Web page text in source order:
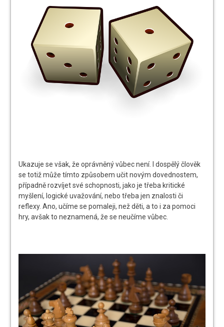
Ukazuje se však, že oprávněný vůbec není. I dospělý člověk
se totiž může tímto způsobem učit novým dovednostem,
případně rozvíjet své schopnosti, jako je třeba kritické
myšlení, logické uvažování, nebo třeba jen znalosti či
reflexy. Ano, učíme se pomaleji, než děti, a to i za pomoci
hry, avšak to neznamená, že se neučíme vůbec.